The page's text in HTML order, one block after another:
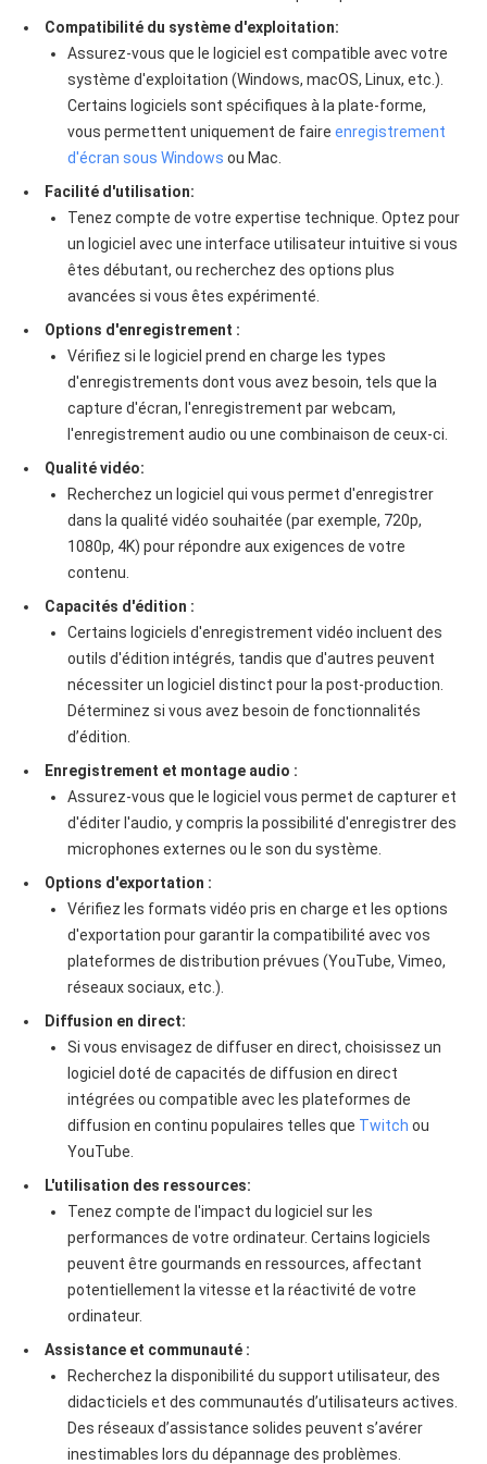
Compatibilité du système d'exploitation:
Assurez-vous que le logiciel est compatible avec votre
système d'exploitation (Windows, macOS, Linux, etc.).
Certains logiciels sont spécifiques à la plate-forme,
vous permettent uniquement de faireenregistrement
d'écran sous Windows ou Mac.
Facilité d'utilisation:
Tenez compte de votre expertise technique. Optez pour
un logiciel avec une interface utilisateur intuitive si vous
êtes débutant, ou recherchez des options plus
avancées si vous êtes expérimenté.
Options d'enregistrement :
Vérifiez si le logiciel prend en charge les types
d'enregistrements dont vous avez besoin, tels que la
capture d'écran, l'enregistrement par webcam,
l'enregistrement audio ou une combinaison de ceux-ci.
Qualité vidéo:
Recherchez un logiciel qui vous permet d'enregistrer
dans la qualité vidéo souhaitée (par exemple, 720p,
1080p, 4K) pour répondre aux exigences de votre
contenu.
Capacités d'édition :
Certains logiciels d'enregistrement vidéo incluent des
outils d'édition intégrés, tandis que d'autres peuvent
nécessiter un logiciel distinct pour la post-production.
Déterminez si vous avez besoin de fonctionnalités
d’édition.
Enregistrement et montage audio :
Assurez-vous que le logiciel vous permet de capturer et
d'éditer l'audio, y compris la possibilité d'enregistrer des
microphones externes ou le son du système.
Options d'exportation :
Vérifiez les formats vidéo pris en charge et les options
d'exportation pour garantir la compatibilité avec vos
plateformes de distribution prévues (YouTube, Vimeo,
réseaux sociaux, etc.).
Diffusion en direct:
Si vous envisagez de diffuser en direct, choisissez un
logiciel doté de capacités de diffusion en direct
intégrées ou compatible avec les plateformes de
diffusion en continu populaires telles que Twitch ou
YouTube.
L'utilisation des ressources:
Tenez compte de l'impact du logiciel sur les
performances de votre ordinateur. Certains logiciels
peuvent être gourmands en ressources, affectant
potentiellement la vitesse et la réactivité de votre
ordinateur.
Assistance et communauté :
Recherchez la disponibilité du support utilisateur, des
didacticiels et des communautés d’utilisateurs actives.
Des réseaux d’assistance solides peuvent s’avérer
inestimables lors du dépannage des problèmes.